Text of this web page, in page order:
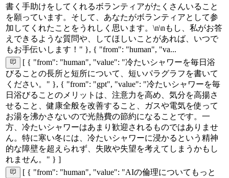
書く手助けをしてくれるボランティアがたくさんいること
を願っています。そして、あなたがボランティアとして参
加してくれたことをうれしく思います。\n\nもし、私がお答
えできるような質問や、してほしいことがあれば、いつで
もお手伝いします！" }, { "from": "human", "va...
[ { "from": "human", "value": "冷たいシャワーを毎日浴
びることの長所と短所について、短いパラグラフを書いて
ください。" }, { "from": "gpt", "value": "冷たいシャワーを毎
日浴びることのメリットは、注意力を高め、気分を高揚さ
せること、健康全般を改善すること、ガスや電気を使って
お湯を沸かさないので光熱費の節約になることです。一
方、冷たいシャワーはあまり歓迎されるものではありませ
ん。特に寒い冬には、冷たいシャワーに浸かるという精神
的な障壁を超えられず、失敗や失望を考えてしまうかもし
れません。" } ]
[ { "from": "human", "value": "AIの倫理についてもっと